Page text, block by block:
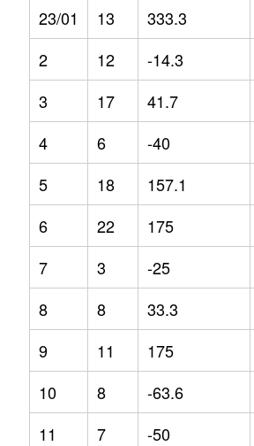
23/01
13 333.3
2
12 -14.3
3
17 41.7
4
6 -40
5
18 157.1
6
22 175
7
3 -25
8
8 33.3
9
11 175
10
8 -63.6
11
7 -50